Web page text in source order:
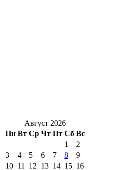
Август 2026
Пн Вт Ср Чт Пт Сб Вс
1
2
3
4 5 6 7 8
9
10 11 12 13 14 15 16